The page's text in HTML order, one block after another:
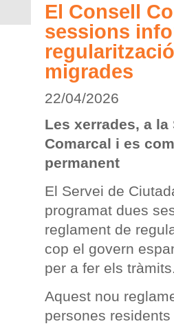
El Consell
sessions
migrades
22/04/2026
Les xerrades, a la
Comarcal i es
permanent
El Servei de
programat dues
reglament de
cop el govern
per a fer els
Aquest nou
persones